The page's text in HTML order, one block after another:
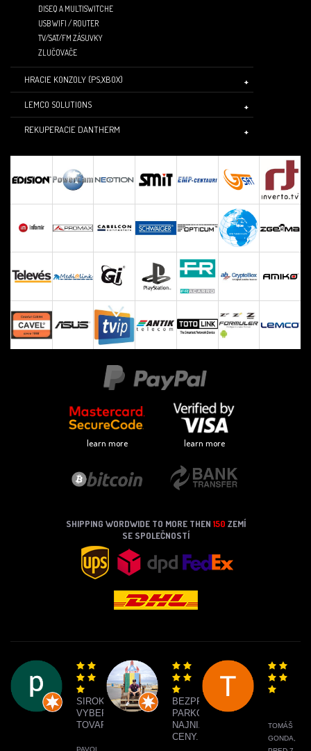
DISEQ A MULTISWITCHE
USB WIFI / ROUTER
TV/SAT/FM ZÁSUVKY
ZLUČOVAČE
HRACIE KONZOLY (PS,XBOX)
LEMCO SOLUTIONS
REKUPERACIE DANTHERM
learn more learn more
SHIPPING WORDWIDE TO MORE THEN150 ZEMÍ
SE SPOLEČNOSTÍ
SIROKY
VYBER
TOVARU
PAVOL
BEZPROBLÉMOVÉ
PARKOVANIE,
NAJNIŽŠIE
CENY.
TOMÁŠ
GONDA,